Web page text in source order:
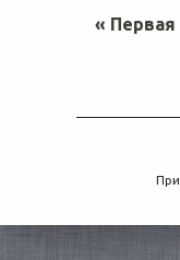
« Первая
При